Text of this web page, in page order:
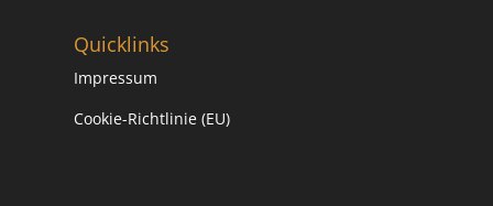
Quicklinks
Impressum
Cookie-Richtlinie (EU)